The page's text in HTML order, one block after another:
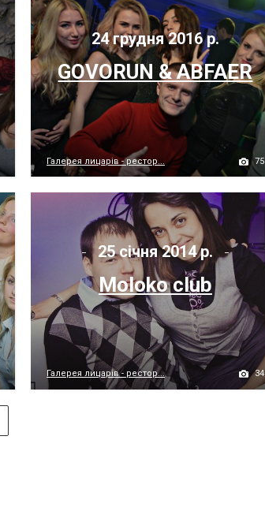
24 грудня 2016 р.
GOVORUN & ABFAER
Галерея лицарів - рестор... 75
25 січня 2014 р.
Moloko club
Галерея лицарів - рестор... 34